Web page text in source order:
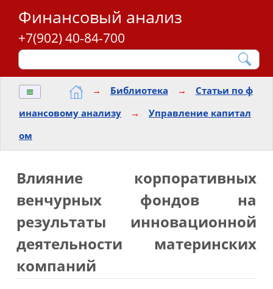
Финансовый анализ
+7(902) 40-84-700
≡ → Библиотека →
Статьи по ф
инансовому анализу
→
Управление капитал
ом
Влияние корпоративных
венчурных фондов на
результаты инновационной
деятельности материнских
компаний